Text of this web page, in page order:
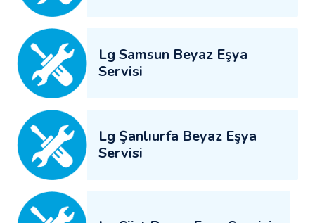
Lg Samsun Beyaz Eşya
Servisi
Lg Şanlıurfa Beyaz Eşya
Servisi